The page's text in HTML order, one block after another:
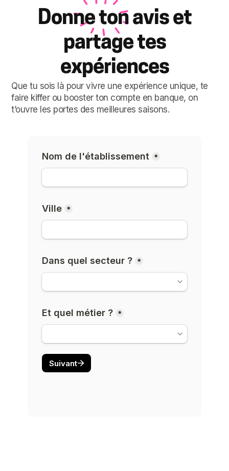
Donne ton avis et
partage tes
expériences
Que tu sois là pour vivre une expérience unique, te
faire kiffer ou booster ton compte en banque, on
t’ouvre les portes des meilleures saisons.